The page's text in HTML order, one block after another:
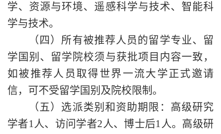
学、 资源与环境、 遥感科学与技术、 智能科
学与技术。
（ 四） 所有被推荐人员的留学专业、留
学国别、留学院校须与获批项目内容一致，
如被推荐人员取得世界一流大学正式邀请
信，可不受留学国别及院校限制。
（五）选派类别和资助期限 ：高级研究
学者1人、访问学者2人、博士后1人。高级研